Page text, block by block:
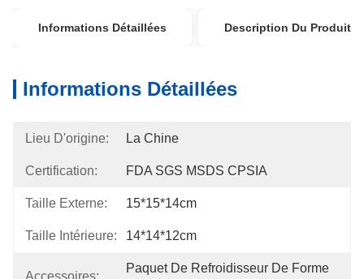
Informations Détaillées Description Du Produit
Informations Détaillées
Lieu D'origine: La Chine
Certification: FDA SGS MSDS CPSIA
Taille Externe: 15*15*14cm
Taille Intérieure: 14*14*12cm
Accessoires:
Paquet De Refroidisseur De Forme